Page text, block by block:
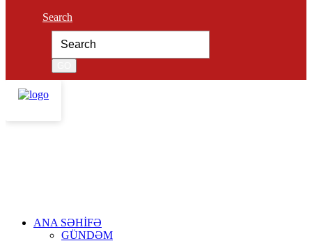
Search
ANA SƏHİFƏ
GÜNDƏM